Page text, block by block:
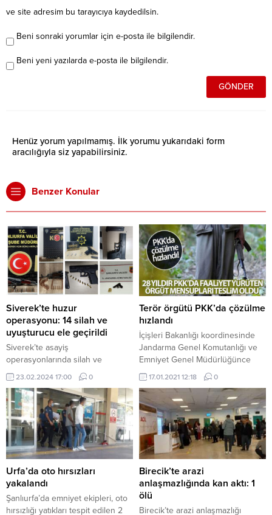
ve site adresim bu tarayıcıya kaydedilsin.
Beni sonraki yorumlar için e-posta ile bilgilendir.
Beni yeni yazılarda e-posta ile bilgilendir.
Henüz yorum yapılmamış. İlk yorumu yukarıdaki form
aracılığıyla siz yapabilirsiniz.
Benzer Konular
Siverek’te huzur
operasyonu: 14 silah ve
uyuşturucu ele geçirildi
Siverek’te asayiş
operasyonlarında silah ve
uyuşturucu ele geçirildi. Siverek
İlçe Emniyet Müdürlüğü ve İlçe
Jandarma Komutanlığı tarafından
7-23 Şubat 2024 tarihleri arasında
asayiş, trafik ve şok uygulamaları
gerçekleştirildi. Siverek İlçe
Emniyet Müdürlüğü ve İlçe
Jandarma Komutanlığı tarafından
yapılan asayiş, trafik ve şok
uygulamalarında 12 tabanca, 2
uzun namlulu silah, bir...
23.02.2024 17:00 0
Terör örgütü PKK’da çözülme
hızlandı
İçişleri Bakanlığı koordinesinde
Jandarma Genel Komutanlığı ve
Emniyet Genel Müdürlüğünce
yürütülen ikna çalışmaları
neticesinde, içlerinde 28 yıldır
PKK’da faaliyet yürüten örgüt
mensubunun bulunduğu 5 örgüt
üyesi teslim oldu.
17.01.2021 12:18 0
Urfa’da oto hırsızları
yakalandı
Şanlıurfa’da emniyet ekipleri, oto
hırsızlığı yatıkları tespit edilen 2
Birecik’te arazi
anlaşmazlığında kan aktı: 1
ölü
Birecik’te arazi anlaşmazlığı